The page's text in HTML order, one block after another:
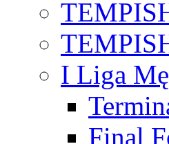
I Liga
Final